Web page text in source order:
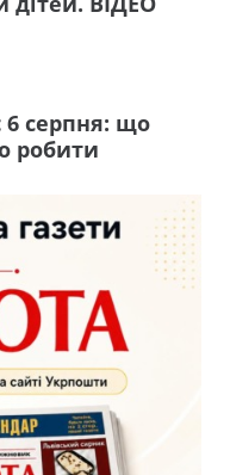
6 серпня: що
робити